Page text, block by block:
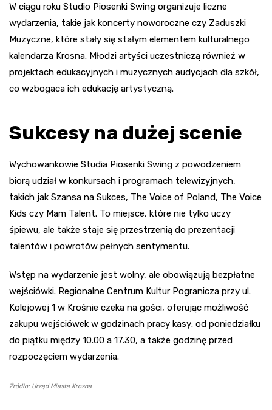
W ciągu roku Studio Piosenki Swing organizuje liczne
wydarzenia, takie jak koncerty noworoczne czy Zaduszki
Muzyczne, które stały się stałym elementem kulturalnego
kalendarza Krosna. Młodzi artyści uczestniczą również w
projektach edukacyjnych i muzycznych audycjach dla szkół,
co wzbogaca ich edukację artystyczną.
Sukcesy na dużej scenie
Wychowankowie Studia Piosenki Swing z powodzeniem
biorą udział w konkursach i programach telewizyjnych,
takich jak Szansa na Sukces, The Voice of Poland, The Voice
Kids czy Mam Talent. To miejsce, które nie tylko uczy
śpiewu, ale także staje się przestrzenią do prezentacji
talentów i powrotów pełnych sentymentu.
Wstęp na wydarzenie jest wolny, ale obowiązują bezpłatne
wejściówki. Regionalne Centrum Kultur Pogranicza przy ul.
Kolejowej 1 w Krośnie czeka na gości, oferując możliwość
zakupu wejściówek w godzinach pracy kasy: od poniedziałku
do piątku między 10.00 a 17.30, a także godzinę przed
rozpoczęciem wydarzenia.
Źródło: Urząd Miasta Krosna